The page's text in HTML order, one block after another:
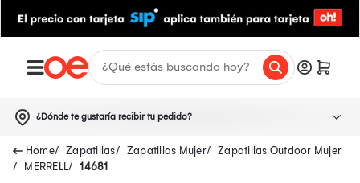
¿Dónde te gustaría recibir tu pedido?
Zapatillas Zapatillas Mujer
Zapatillas Outdoor Mujer
MERRELL
14681